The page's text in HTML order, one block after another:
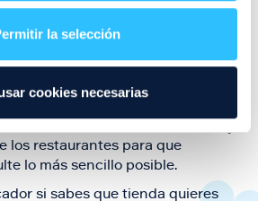
la selección
cookies necesarias
oferta de ocio y shopping durante
restaurantes de Puerto Venecia
los restaurantes para que
lo más sencillo posible.
si sabes que tienda quieres